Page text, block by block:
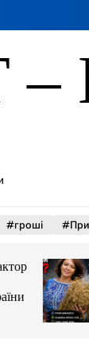
#гроші